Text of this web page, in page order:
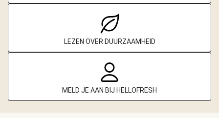
LEZEN OVER DUURZAAMHEID
MELD JE AAN BIJ HELLOFRESH